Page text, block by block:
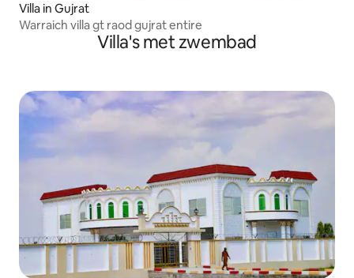
Villa in Gujrat
Warraich villa gt raod gujrat entire
Villa's met zwembad